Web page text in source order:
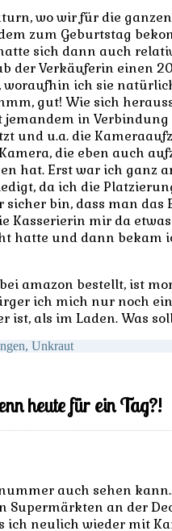
wo wir für die
zum Geburtstag
sich dann auch
der Verkäuferin einen
woraufhin ich sie
gut! Wie sich
in
und u.a. die
die eben auch
hat. Erst war ich ganz
da ich die
bin, dass man das
Kasserierin mir da
hatte und dann bekam
amazon bestellt, ist
ich mich nur noch
ist, als im Laden. Was
, Unkraut
heute für ein Tag?!
auch sehen
Supermärkten an der
ich neulich wieder mit